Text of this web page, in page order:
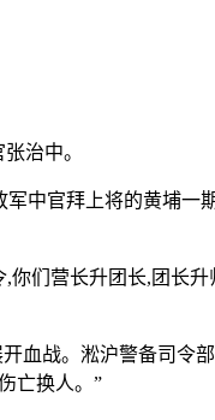
治中。
中官拜上将的黄埔一
们营长升团长,团长升
血战。淞沪警备司令
亡换人。”